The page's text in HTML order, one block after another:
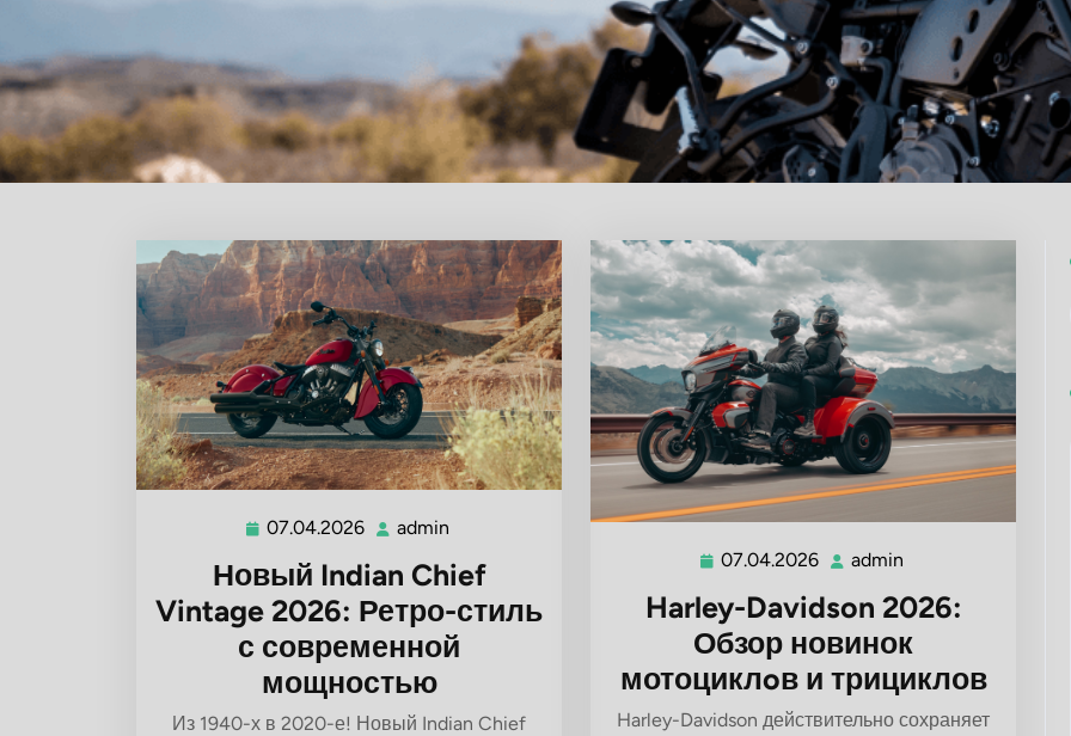
07.04.2026 07.04.2026
admin
Новый Indian Chief
Vintage 2026: Ретро-стиль
с современной
мощностью
Из 1940-х в 2020-е! Новый Indian Chief
07.04.2026 07.04.2026
admin
Harley-Davidson 2026:
Обзор новинок
мотоциклoв и трициклов
Harley-Davidson действительно сохраняет